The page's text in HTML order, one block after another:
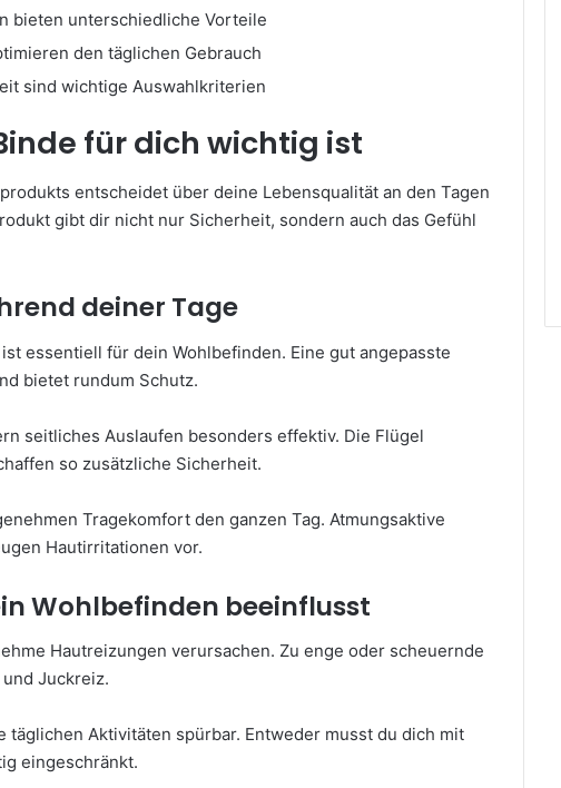
bieten unterschiedliche Vorteile
den täglichen Gebrauch
sind wichtige Auswahlkriterien
für dich wichtig ist
entscheidet über deine Lebensqualität an den Tagen
gibt dir nicht nur Sicherheit, sondern auch das Gefühl
deiner Tage
essentiell für dein Wohlbefinden. Eine gut angepasste
bietet rundum Schutz.
seitliches Auslaufen besonders effektiv. Die Flügel
so zusätzliche Sicherheit.
Tragekomfort den ganzen Tag. Atmungsaktive
Hautirritationen vor.
Wohlbefinden beeinflusst
Hautreizungen verursachen. Zu enge oder scheuernde
Juckreiz.
täglichen Aktivitäten spürbar. Entweder musst du dich mit
eingeschränkt.